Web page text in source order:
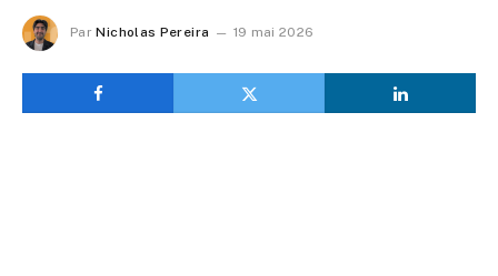
Par Nicholas Pereira 19 mai 2026